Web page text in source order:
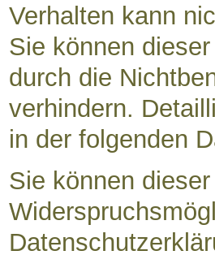
Verhalten kann
Sie können
durch die
verhindern.
in der folgenden
Sie können